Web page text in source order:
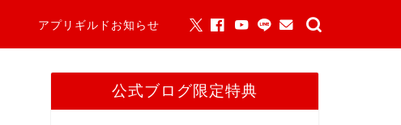
アプリギルドお知らせ
公式ブログ限定特典